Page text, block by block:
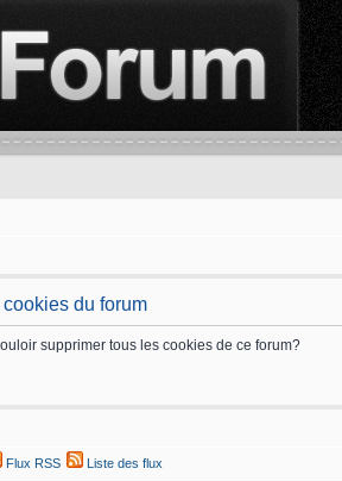
du forum
supprimer tous les cookies de ce forum?
Flux RSS Liste des flux